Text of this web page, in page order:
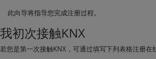
此向导将指导您完成注册过程。
我初次接触KNX
若您是第一次接触KNX，可通过填写下列表格注册在